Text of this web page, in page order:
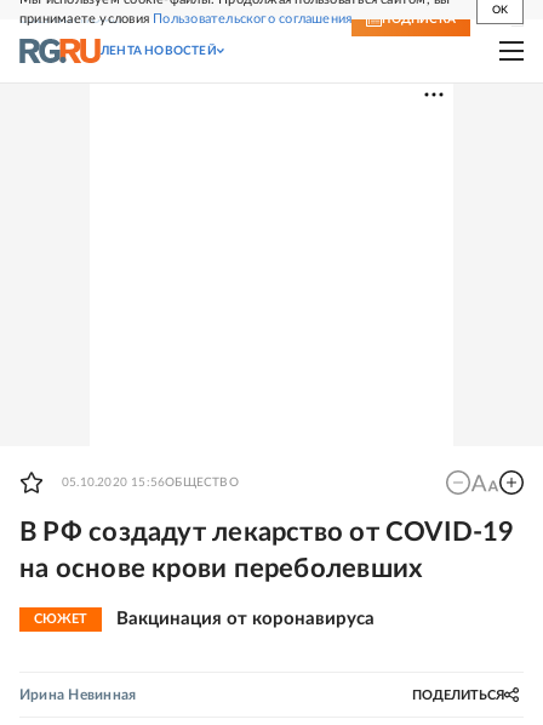
принимаете условия Пользовательского соглашения
OK
СВЕЖИЙ НОМЕР ПОДПИСКА
ЛЕНТА НОВОСТЕЙ
05.10.2020 15:56ОБЩЕСТВО
В РФ создадут лекарство от COVID-19
на основе крови переболевших
СЮЖЕТ Вакцинация от коронавируса
Ирина Невинная ПОДЕЛИТЬСЯ